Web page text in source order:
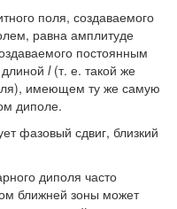
поля, создаваемого
равна амплитуде
постоянным
l(т. е. такой же
имеющем ту же самую
диполе.
фазовый сдвиг, близкий
диполя часто
ближней зоны может